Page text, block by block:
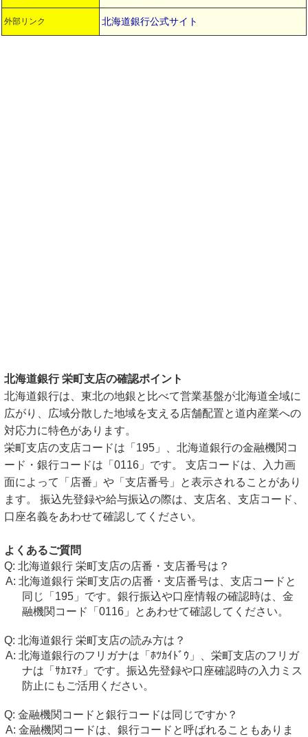
外部リンク 北海道銀行公式サイト
北海道銀行 栄町支店の確認ポイント
北海道銀行は、東北の地銀と比べて営業基盤が北海道全域に
広がり、広域分散した地域を支える店舗配置と道内産業への
対応力に特色があります。
栄町支店の支店コードは「195」、北海道銀行の金融機関コ
ード・銀行コードは「0116」です。 支店コードは、入力画
面によって「店番」や「支店番号」と表示されることがあり
ます。 振込先登録や給与振込の際は、支店名、支店コード、
口座名義をあわせて確認してください。
よくあるご質問
北海道銀行 栄町支店の店番・支店番号は？
北海道銀行 栄町支店の店番・支店番号は、支店コードと
同じ「195」です。銀行振込や口座情報の確認時は、金
融機関コード「0116」とあわせて確認してください。
北海道銀行 栄町支店の読み方は？
北海道銀行のフリガナは「ﾎﾂｶｲﾄﾞｳ」、栄町支店のフリガ
ナは「ｻｶｴﾏﾁ」です。振込先登録や口座確認時の入力ミス
防止にもご活用ください。
金融機関コードと銀行コードは同じですか？
金融機関コードは、銀行コードと呼ばれることもありま